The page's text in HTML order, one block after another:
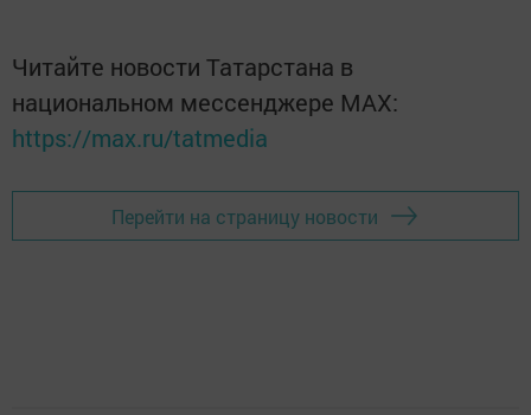
Читайте новости Татарстана в
национальном мессенджере MАХ:
https://max.ru/tatmedia
Перейти на страницу новости